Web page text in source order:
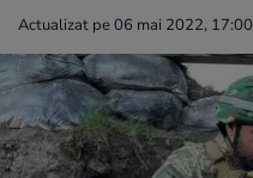
Actualizat pe 06 mai 2022, 17:00